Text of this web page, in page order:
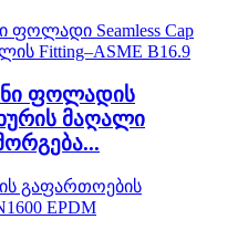
ფოლადის
მაღალი